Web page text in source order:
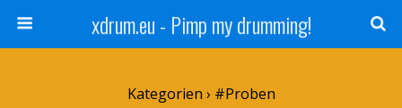
xdrum.eu - Pimp my drumming!
Kategorien › #Proben